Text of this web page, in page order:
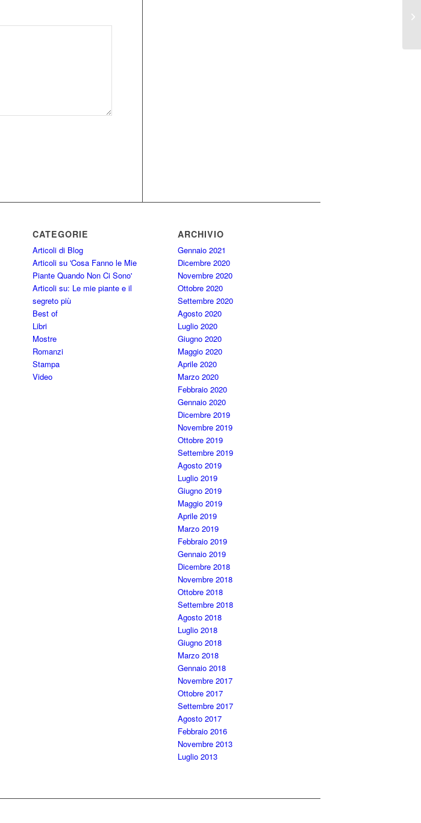
CATEGORIE
Articoli di Blog
Articoli su 'Cosa Fanno le Mie
Piante Quando Non Ci Sono'
Articoli su: Le mie piante e il
segreto più
Best of
Libri
Mostre
Romanzi
Stampa
Video
ARCHIVIO
Gennaio 2021
Dicembre 2020
Novembre 2020
Ottobre 2020
Settembre 2020
Agosto 2020
Luglio 2020
Giugno 2020
Maggio 2020
Aprile 2020
Marzo 2020
Febbraio 2020
Gennaio 2020
Dicembre 2019
Novembre 2019
Ottobre 2019
Settembre 2019
Agosto 2019
Luglio 2019
Giugno 2019
Maggio 2019
Aprile 2019
Marzo 2019
Febbraio 2019
Gennaio 2019
Dicembre 2018
Novembre 2018
Ottobre 2018
Settembre 2018
Agosto 2018
Luglio 2018
Giugno 2018
Marzo 2018
Gennaio 2018
Novembre 2017
Ottobre 2017
Settembre 2017
Agosto 2017
Febbraio 2016
Novembre 2013
Luglio 2013